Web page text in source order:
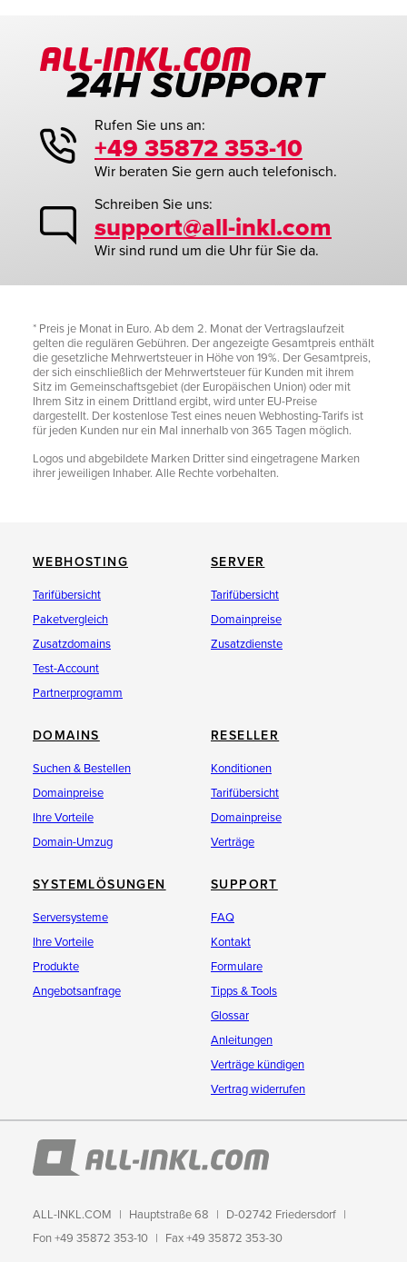
Rufen Sie uns an:
+49 35872 353-10
Wir beraten Sie gern auch telefonisch.
Schreiben Sie uns:
support@all-inkl.com
Wir sind rund um die Uhr für Sie da.
* Preis je Monat in Euro. Ab dem 2. Monat der Vertragslaufzeit
gelten die regulären Gebühren. Der angezeigte Gesamtpreis enthält
die gesetzliche Mehrwertsteuer in Höhe von 19%. Der Gesamtpreis,
der sich einschließlich der Mehrwertsteuer für Kunden mit ihrem
Sitz im Gemeinschaftsgebiet (der Europäischen Union) oder mit
Ihrem Sitz in einem Drittland ergibt, wird unter EU-Preise
dargestellt. Der kostenlose Test eines neuen Webhosting-Tarifs ist
für jeden Kunden nur ein Mal innerhalb von 365 Tagen möglich.
Logos und abgebildete Marken Dritter sind eingetragene Marken
ihrer jeweiligen Inhaber. Alle Rechte vorbehalten.
WEBHOSTING
Tarifübersicht
Paketvergleich
Zusatzdomains
Test-Account
Partnerprogramm
SERVER
Tarifübersicht
Domainpreise
Zusatzdienste
DOMAINS
Suchen & Bestellen
Domainpreise
Ihre Vorteile
Domain-Umzug
RESELLER
Konditionen
Tarifübersicht
Domainpreise
Verträge
SYSTEMLÖSUNGEN
Serversysteme
Ihre Vorteile
Produkte
Angebotsanfrage
SUPPORT
FAQ
Kontakt
Formulare
Tipps & Tools
Glossar
Anleitungen
Verträge kündigen
Vertrag widerrufen
ALL-INKL.COM Hauptstraße 68
D-02742 Friedersdorf
Fon +49 35872 353-10
Fax +49 35872 353-30